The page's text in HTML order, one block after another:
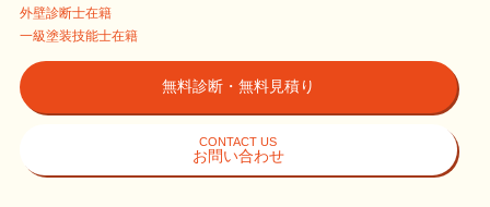
外壁診断士在籍
一級塗装技能士在籍
無料診断・無料見積り
CONTACT US
お問い合わせ